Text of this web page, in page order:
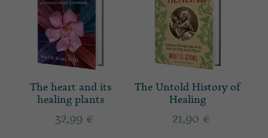
The heart and its
healing plants
32,99 €
The Untold History of
Healing
21,90 €